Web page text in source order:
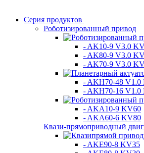
Серия продуктов
Роботизированный привод
- AK10-9 V3.0
- AK80-9 V3.0
- AK70-9 V3.0
- AKH70-48 V1.0
- AKH70-16 V1.0
- AKA10-9 KV60
- AKA60-6 KV80
Квази-прямоприводный
- AKE90-8 KV35